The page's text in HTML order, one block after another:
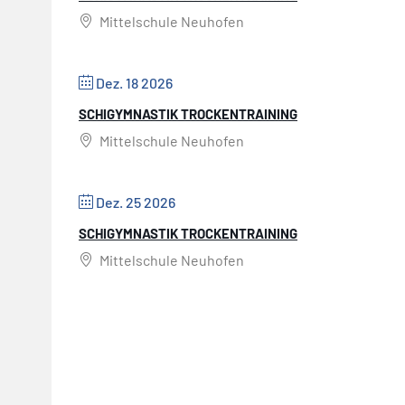
Mittelschule Neuhofen
Dez. 18 2026
SCHIGYMNASTIK TROCKENTRAINING
Mittelschule Neuhofen
Dez. 25 2026
SCHIGYMNASTIK TROCKENTRAINING
Mittelschule Neuhofen